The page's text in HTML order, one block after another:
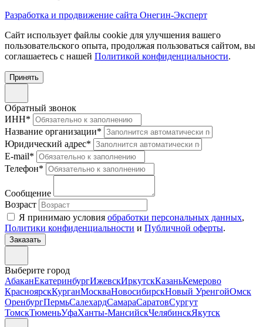
Разработка и продвижение сайта Онегин-Эксперт
Cайт использует файлы cookie для улучшения вашего
пользовательского опыта, продолжая пользоваться сайтом, вы
соглашаетесь с нашей Политикой конфиденциальности.
Принять
Обратный звонок
ИНН*
Название организации*
Юридический адрес*
E-mail*
Телефон*
Сообщение
Возраст
Я принимаю условия обработки персональных данных,
Политики конфиденциальности и Публичной оферты.
Выберите город
АбаканЕкатеринбургИжевскИркутскКазаньКемерово
КрасноярскКурганМоскваНовосибирскНовый УренгойОмск
ОренбургПермьСалехардСамараСаратовСургут
ТомскТюменьУфаХанты-МансийскЧелябинскЯкутск